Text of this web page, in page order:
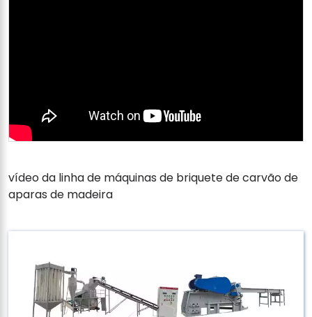
vídeo da linha de máquinas de briquete de carvão de
aparas de madeira